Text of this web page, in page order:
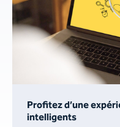
Profitez d’une
intelligents